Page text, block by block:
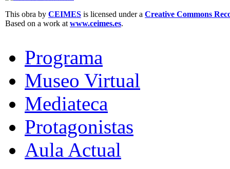
This obra by CEIMES is licensed under a Creative Commons
Based on a work at www.ceimes.es.
Programa
Museo Virtual
Mediateca
Protagonistas
Aula Actual